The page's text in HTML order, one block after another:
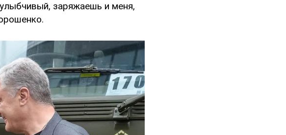
заряжаешь и меня,